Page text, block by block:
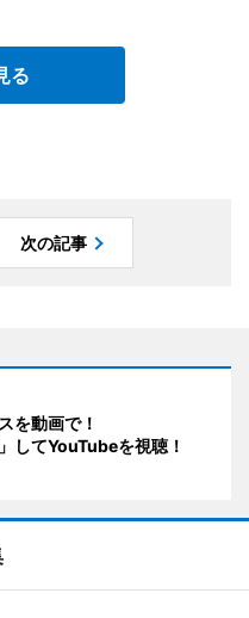
る
次の記事
を動画で！
してYouTubeを視聴！